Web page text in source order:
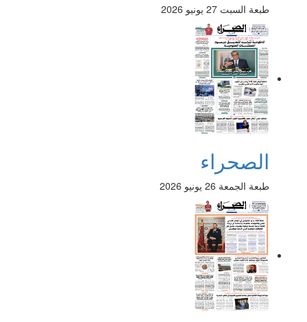
طبعة السبت 27 يونيو 2026
الصحراء
طبعة الجمعة 26 يونيو 2026